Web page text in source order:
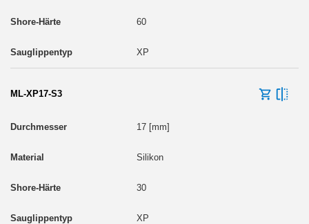
60
XP
ML-XP17-S3
17 [mm]
Silikon
30
XP